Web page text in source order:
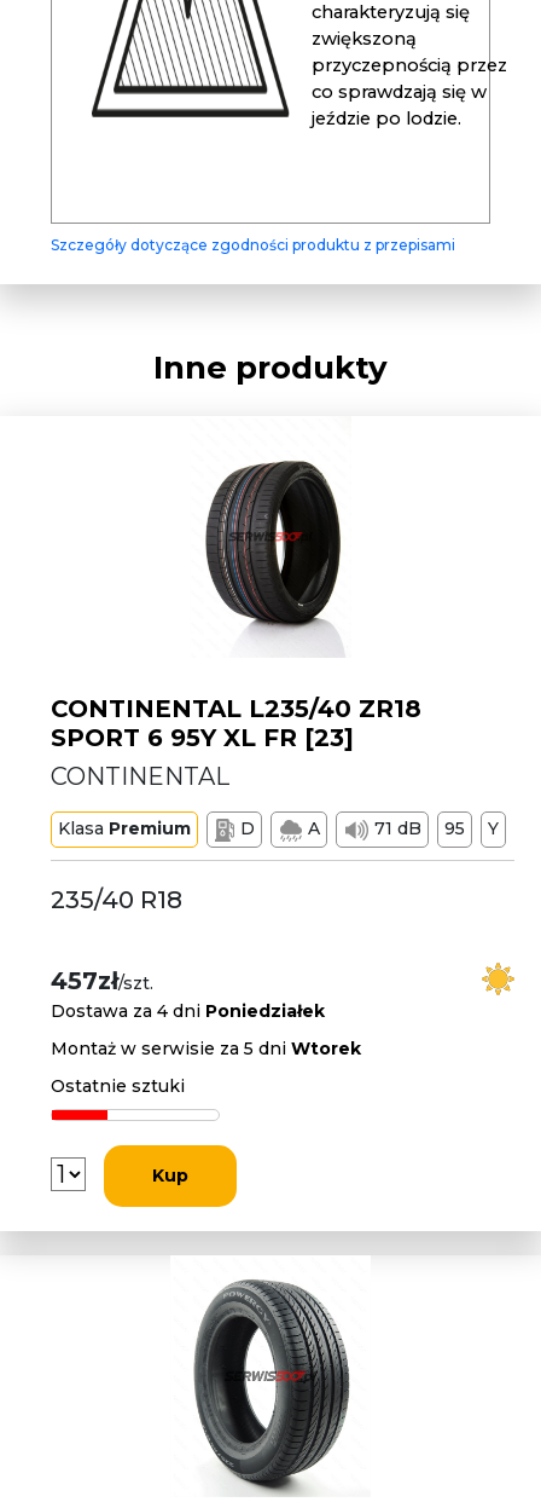
charakteryzują się
zwiększoną
przyczepnością przez
co sprawdzają się w
jeździe po lodzie.
Szczegóły dotyczące zgodności produktu z przepisami
Inne produkty
CONTINENTAL L235/40 ZR18
SPORT 6 95Y XL FR [23]
CONTINENTAL
Klasa Premium D A 71 dB 95 Y
235/40 R18
457zł/szt.
Dostawa za 4 dni Poniedziałek
Montaż w serwisie za 5 dniWtorek
Ostatnie sztuki
Kup